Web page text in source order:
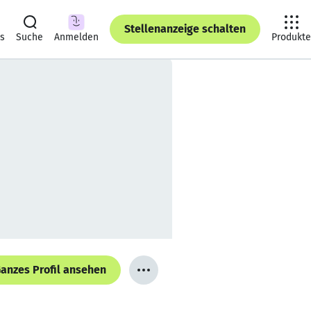
Suche Anmelden
Stellenanzeige schalten
Produkte
Profil ansehen